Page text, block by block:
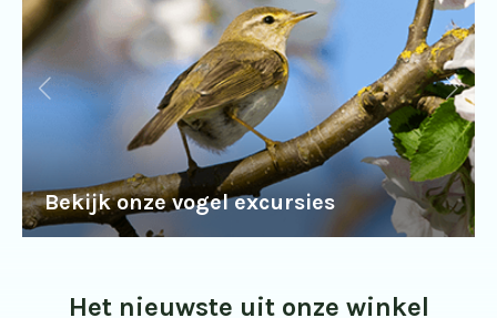
Bekijk onze vogel excursies
Het nieuwste uit onze winkel